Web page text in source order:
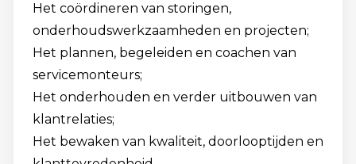
Het coördineren van storingen,
onderhoudswerkzaamheden en projecten;
Het plannen, begeleiden en coachen van
servicemonteurs;
Het onderhouden en verder uitbouwen van
klantrelaties;
Het bewaken van kwaliteit, doorlooptijden en